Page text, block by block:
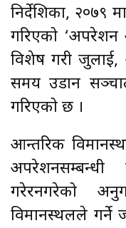
निर्देशिका, २०७९
गरिएको
विशेष गरी जुलाई,
समय उडान
गरिएको छ ।
आन्तरिक
गरेरनगरेको
विमानस्थलले गर्ने